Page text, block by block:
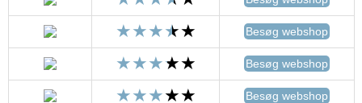
Besøg webshop
Besøg webshop
Besøg webshop